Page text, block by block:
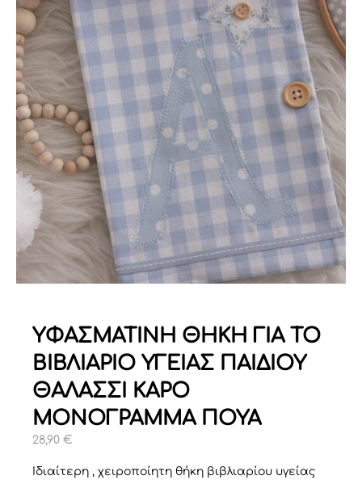
ΥΦΑΣΜΑΤΙΝΗ ΘΗΚΗ ΓΙΑ ΤΟ
ΒΙΒΛΙΑΡΙΟ ΥΓΕΙΑΣ ΠΑΙΔΙΟΥ
ΘΑΛΑΣΣΙ ΚΑΡΟ
ΜΟΝΟΓΡΑΜΜΑ ΠΟΥΑ
28,90 €
Ιδιαίτερη , χειροποίητη θήκη βιβλιαρίου υγείας